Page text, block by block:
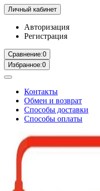
Личный кабинет
Авторизация
Регистрация
Сравнение:0
Избранное:0
Контакты
Обмен и возврат
Способы доставки
Способы оплаты